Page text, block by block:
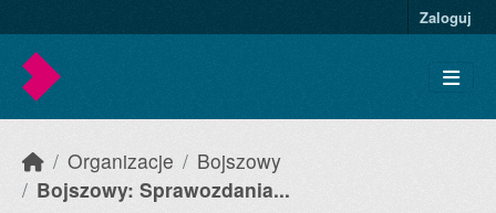
Zaloguj
Organizacje
Bojszowy
Bojszowy: Sprawozdania...